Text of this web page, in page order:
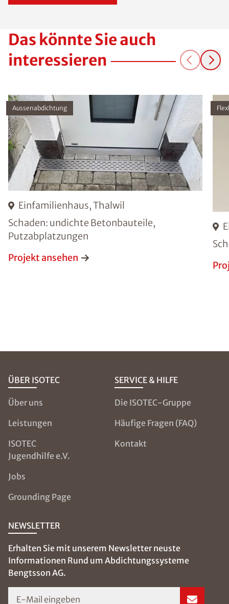
Das könnte Sie auch
interessieren
Einfamilienhaus, Thalwil
Schaden: undichte Betonbauteile,
Putzabplatzungen
Aussenabdichtung
Projekt ansehen
ÜBER ISOTEC
Über uns
Leistungen
ISOTEC
Jugendhilfe e.V.
Jobs
Grounding Page
SERVICE & HILFE
Die ISOTEC-Gruppe
Häufige Fragen (FAQ)
Kontakt
NEWSLETTER
Erhalten Sie mit unserem Newsletter neuste
Informationen Rund um Abdichtungssysteme
Bengtsson AG.
E-Mail eingeben